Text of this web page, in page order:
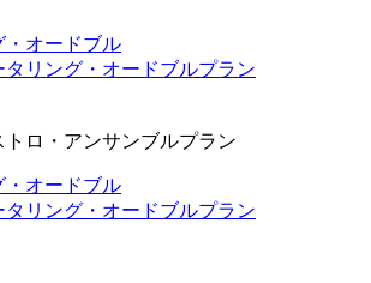
・オードブル
リング・オードブルプラン
トロ・アンサンブルプラン
・オードブル
リング・オードブルプラン